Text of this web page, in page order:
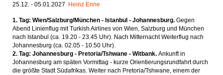
25.12. - 05.01.2027
Heinz Enne
1. Tag: Wien/Salzburg/München - Istanbul - Johannesburg. Gegen
Abend Linienflug mit Turkish Airlines von Wien, Salzburg und München
nach Istanbul (ca. 19.20 - 23.45 Uhr). Nach Mitternacht Weiterflug nach
Johannesburg (ca. 02.05 - 10.50 Uhr).
2. Tag: Johannesburg - Pretoria/Tshwane - Witbank. Ankunft in
Johannesburg am späten Vormittag - kurze Orientierungsrundfahrt durch
die größte Stadt Südafrikas. Weiter nach Pretoria/Tshwane, einem der